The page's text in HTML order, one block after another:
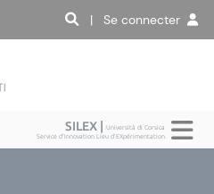
| Se connecter
SILEX |Università di Corsica
Service d'Innovation Lieu d'EXpérimentation